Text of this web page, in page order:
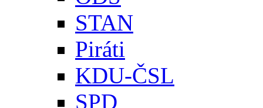
STAN
Piráti
KDU-ČSL
SPD